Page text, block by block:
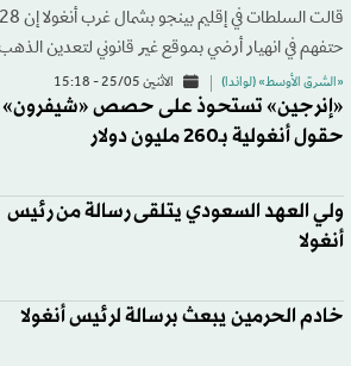
حتفهم في انهيار أرضي بموقع غير قانوني لتعدين
«الشرق الأوسط» (لواندا) الاثنين 25/05 - 15:18
«إنرجين» تستحوذ على حصص
حقول أنغولية بـ260 مليون دولار
ولي العهد السعودي يتلقى رسالة من رئيس
أنغولا
خادم الحرمين يبعث برسالة لرئيس أنغولا